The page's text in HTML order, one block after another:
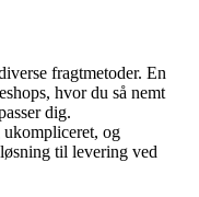
fragtmetoder. En
hvor du så nemt
dig.
og
til levering ved